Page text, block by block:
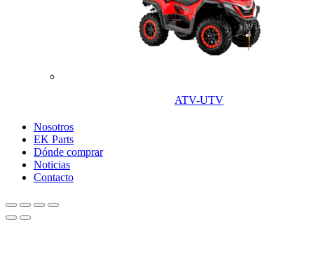
ATV-UTV
Nosotros
EK Parts
Dónde comprar
Noticias
Contacto